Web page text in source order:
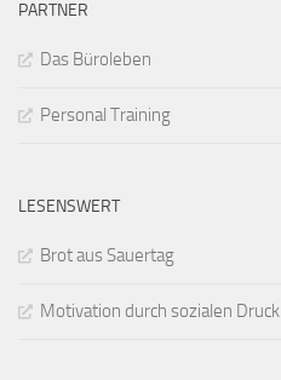
PARTNER
Das Büroleben
Personal Training
LESENSWERT
Brot aus Sauertag
Motivation durch sozialen Druck